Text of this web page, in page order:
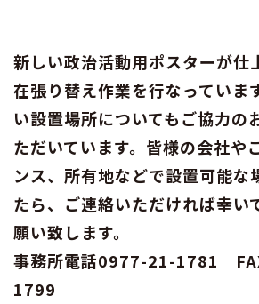
新しい政治活動用ポスターが仕
在張り替え作業を行なっていま
い設置場所についてもご協力の
ただいています。皆様の会社や
ンス、所有地などで設置可能な
たら、ご連絡いただければ幸い
願い致します。
事務所電話0977-21-1781
1799